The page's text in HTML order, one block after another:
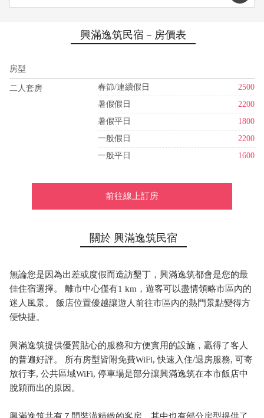
興滿逸筑民宿－房價表
房型
二人套房 春節/連續假日
2500
暑假假日
2200
暑假平日
1800
一般假日
2200
一般平日
1600
前往線上訂房
關於 興滿逸筑民宿
無論您是因為出差或度假而造訪墾丁，興滿逸筑都會是您的最
佳住宿選擇。 離市中心僅有1 km，遊客可以盡情領略市區內的
迷人風景。 飯店位置優越讓遊人前往市區內的熱門景點變得方
便快捷。
興滿逸筑提供優質貼心的服務和方便實用的設施，贏得了客人
的普遍好評。 所有房型皆附免費WiFi, 快速入住/退房服務, 可寄
放行李, 公共區域WiFi, 停車場是部分讓興滿逸筑在本市飯店中
脫穎而出的原因。